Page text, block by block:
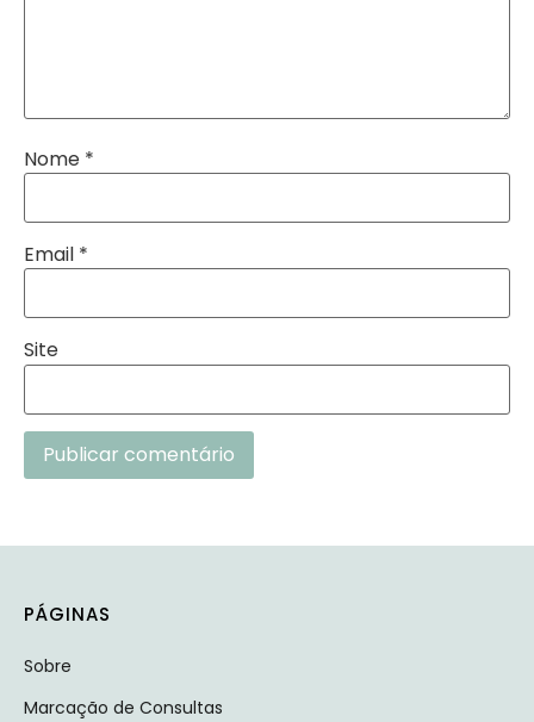
Nome *
Email *
Site
PÁGINAS
Sobre
Marcação de Consultas